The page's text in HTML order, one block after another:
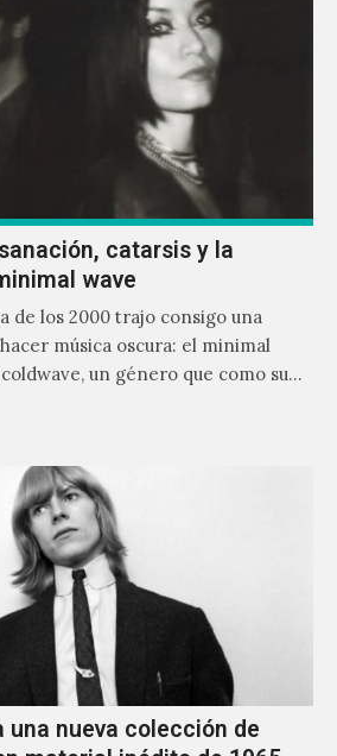
catarsis y la
wave
de los 2000 trajo consigo una
música oscura: el minimal
un género que como su
una nueva colección de